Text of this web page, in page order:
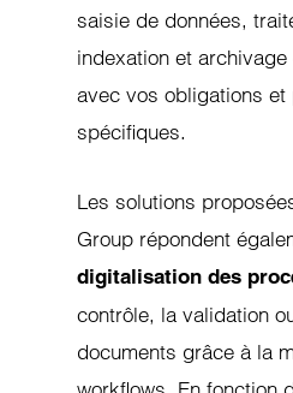
saisie de données,
indexation et
avec vos obligations et
spécifiques.
Les solutions
Group répondent
digitalisation des
contrôle, la validation
documents grâce à la